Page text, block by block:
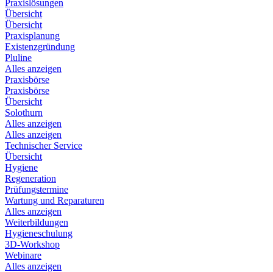
Praxislösungen
Übersicht
Übersicht
Praxisplanung
Existenzgründung
Pluline
Alles anzeigen
Praxisbörse
Praxisbörse
Übersicht
Solothurn
Alles anzeigen
Alles anzeigen
Technischer Service
Übersicht
Hygiene
Regeneration
Prüfungstermine
Wartung und Reparaturen
Alles anzeigen
Weiterbildungen
Hygieneschulung
3D-Workshop
Webinare
Alles anzeigen